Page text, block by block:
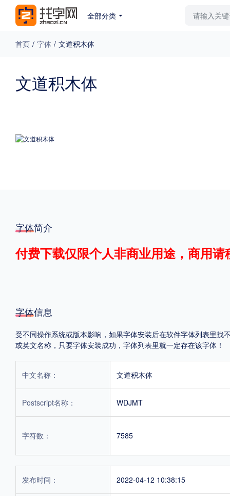
全部分类
免费下载 收费下载
格式
地区
中国大陆 中国港澳台 更多
POP字体下载 字库打包下载 海报素材下载
字体新闻 字体文章 字体程序 字体人物 字体网站
首页 / 字体 / 文道积木体
文道积木体
字体简介
付费下载仅限个人非商业用途，商用
字体信息
受不同操作系统或版本影响，如果字体安装后在软件字体列表里
或英文名称，只要字体安装成功，字体列表里就一定存在该字体！
中文名称： 文道积木体
Postscript名称： WDJMT
字符数： 7585
发布时间： 2022-04-12 10:38:15